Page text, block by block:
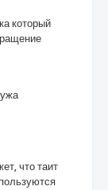
который
что таит